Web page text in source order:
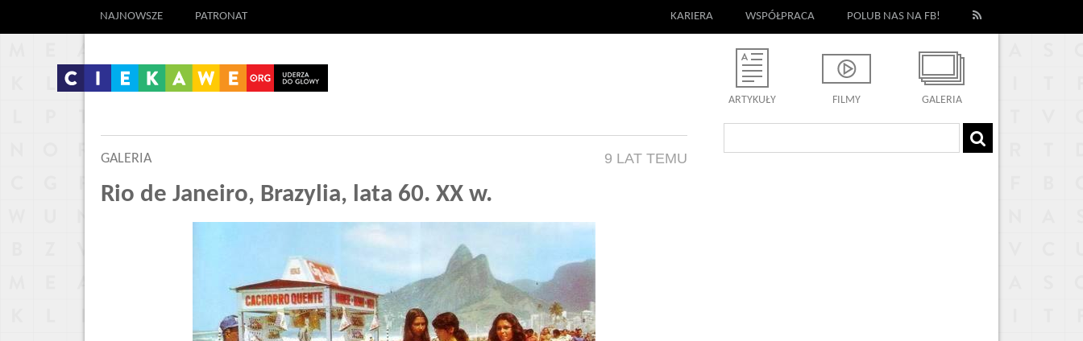
NAJNOWSZE PATRONAT KARIERA WSPÓŁPRACA POLUB NAS NA FB!
ARTYKUŁY FILMY GALERIA
GALERIA 9 LAT TEMU
Rio de Janeiro, Brazylia, lata 60. XX w.